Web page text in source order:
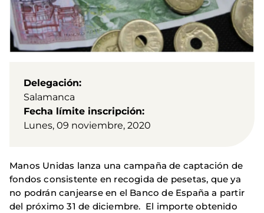
Delegación
Salamanca
Fecha límite inscripción
Lunes, 09 noviembre, 2020
Manos Unidas lanza una campaña de captación de
fondos consistente en recogida de pesetas, que ya
no podrán canjearse en el Banco de España a partir
del próximo 31 de diciembre. El importe obtenido